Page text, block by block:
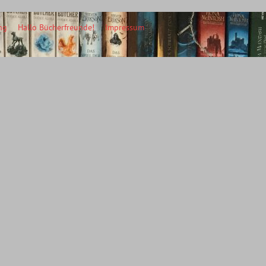
Hallo Bücherfreunde! Impressum